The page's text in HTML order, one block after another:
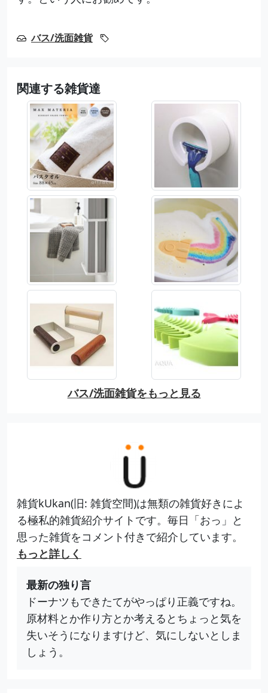
バス/洗面雑貨
関連する雑貨達
バス/洗面雑貨をもっと見る
雑貨kUkan(旧: 雑貨空間)は無類の雑貨好きによ
る極私的雑貨紹介サイトです。毎日「おっ」と
思った雑貨をコメント付きで紹介しています。
もっと詳しく
最新の独り言
ドーナツもできたてがやっぱり正義ですね。
原材料とか作り方とか考えるとちょっと気を
失いそうになりますけど、気にしないとしま
しょう。